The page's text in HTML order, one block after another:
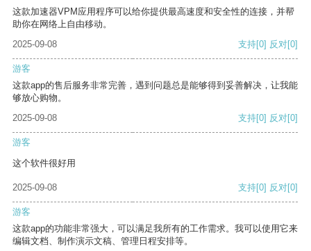
这款加速器VPM应用程序可以给你提供最高速度和安全性的连接，并帮
助你在网络上自由移动。
2025-09-08
支持[0] 反对[0]
游客
这款app的售后服务非常完善，遇到问题总是能够得到妥善解决，让我能
够放心购物。
2025-09-08
支持[0] 反对[0]
游客
这个软件很好用
2025-09-08 支持[0] 反对[0]
游客
这款app的功能非常强大，可以满足我所有的工作需求。我可以使用它来
编辑文档、制作演示文稿、管理日程安排等。